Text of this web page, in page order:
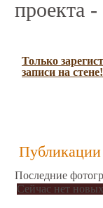
проекта
Только
записи на стене!
Публикации
Последние
Сейчас нет